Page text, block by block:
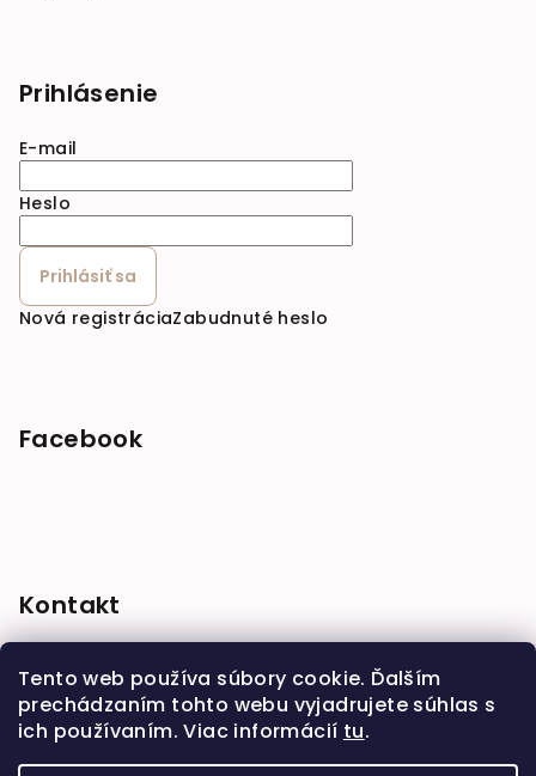
Tento web používa súbory cookie. Ďalším
prechádzaním tohto webu vyjadrujete súhlas s
ich používaním. Viac informácií tu.
Prihlásenie
E-mail
Heslo
Prihlásiť sa
Nová registráciaZabudnuté heslo
Facebook
Kontakt
shop @babymarket.sk
+421 914 334 455